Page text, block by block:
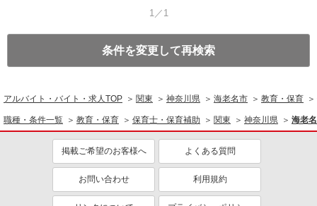
1／1
条件を変更して再検索
アルバイト・バイト・求人TOP 関東 神奈川県 海老名市 教育・保育
職種・条件一覧 教育・保育 保育士・保育補助 関東 神奈川県 海老
掲載ご希望のお客様へ よくある質問
お問い合わせ 利用規約